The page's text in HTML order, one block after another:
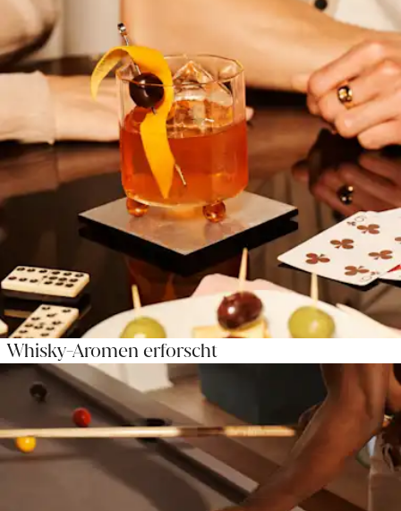
Whisky-Aromen erforscht